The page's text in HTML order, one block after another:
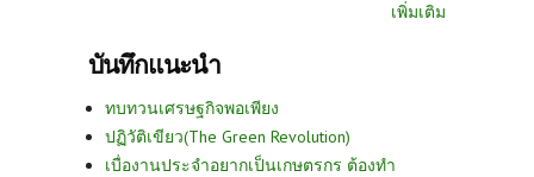
เพิ่มเติม
บันทึกแนะนำ
ทบทวนเศรษฐกิจพอเพียง
ปฏิวัติเขียว(The Green Revolution)
เบื่องานประจำอยากเป็นเกษตรกร ต้องทำ